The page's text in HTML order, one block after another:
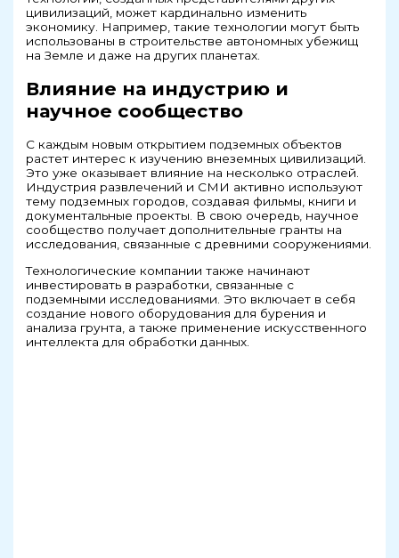
цивилизаций, может кардинально изменить
экономику. Например, такие технологии могут быть
использованы в строительстве автономных убежищ
на Земле и даже на других планетах.
Влияние на индустрию и
научное сообщество
С каждым новым открытием подземных объектов
растет интерес к изучению внеземных цивилизаций.
Это уже оказывает влияние на несколько отраслей.
Индустрия развлечений и СМИ активно используют
тему подземных городов, создавая фильмы, книги и
документальные проекты. В свою очередь, научное
сообщество получает дополнительные гранты на
исследования, связанные с древними сооружениями.
Технологические компании также начинают
инвестировать в разработки, связанные с
подземными исследованиями. Это включает в себя
создание нового оборудования для бурения и
анализа грунта, а также применение искусственного
интеллекта для обработки данных.